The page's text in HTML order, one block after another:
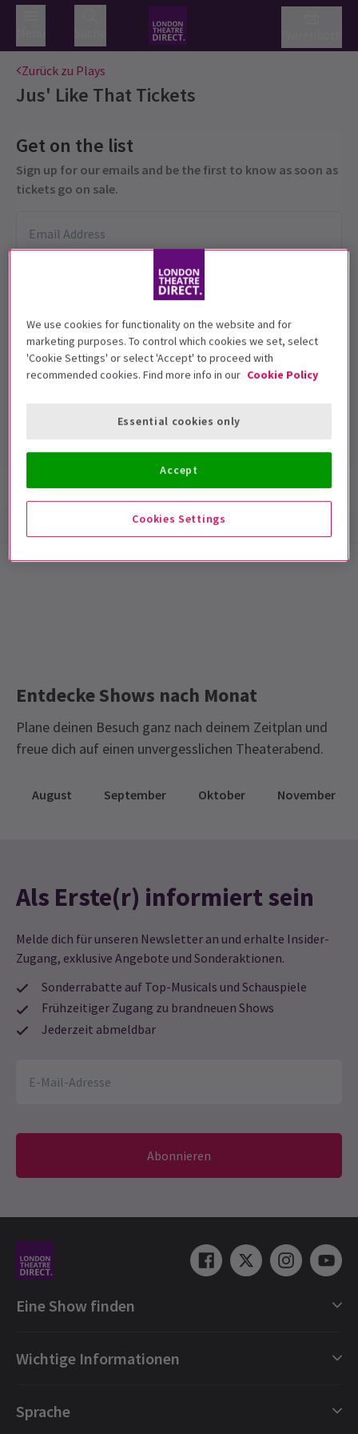
Zurück zu Plays
Jus' Like That Tickets
Get on the list
Sign up for our emails and be the first to know as soon as
tickets go on sale.
Garrick Theatre
Show-Infos Barrierefreiheit
Entdecke Shows nach Monat
Plane deinen Besuch ganz nach deinem Zeitplan und
freue dich auf einen unvergesslichen Theaterabend.
August September Oktober November
Als Erste(r) informiert sein
Melde dich für unseren Newsletter an und erhalte Insider-
Zugang, exklusive Angebote und Sonderaktionen.
Sonderrabatte auf Top-Musicals und Schauspiele
Frühzeitiger Zugang zu brandneuen Shows
Jederzeit abmeldbar
Abonnieren
Eine Show finden
London Musicals
London Tanz
Wichtige Informationen
Buchungsschutz
Sprache
We use cookies for functionality on the website and for
marketing purposes. To control which cookies we set, select
'Cookie Settings' or select 'Accept' to proceed with
recommended cookies. Find more info in our Cookie Policy
Cookies Settings
Essential cookies only
Accept